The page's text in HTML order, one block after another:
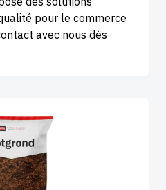
pour le commerce
avec nous dès